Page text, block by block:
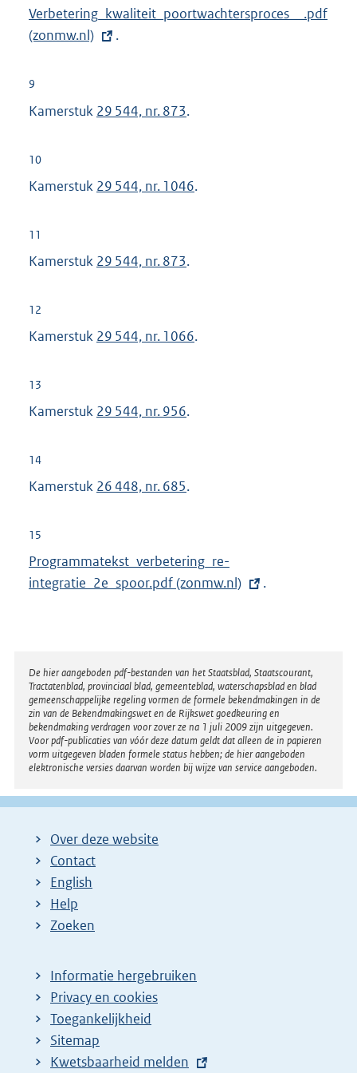
E
x
e
n
l
i
k
Verbetering_kwaliteit_poortwachtersproces__.pdf
(zonmw.nl)
.
9
Kamerstuk 29 544, nr. 873.
10
Kamerstuk 29 544, nr. 1046.
11
Kamerstuk 29 544, nr. 873.
12
Kamerstuk 29 544, nr. 1066.
13
Kamerstuk 29 544, nr. 956.
14
Kamerstuk 26 448, nr. 685.
15
E
x
n
e
l
i
n
k
:
Programmatekst_verbetering_re-
integratie_2e_spoor.pdf (zonmw.nl)
.
Disclaimer
De hier aangeboden pdf-bestanden van het Staatsblad, Staatscourant,
Tractatenblad, provinciaal blad, gemeenteblad, waterschapsblad en blad
gemeenschappelijke regeling vormen de formele bekendmakingen in de
zin van de Bekendmakingswet en de Rijkswet goedkeuring en
bekendmaking verdragen voor zover ze na 1 juli 2009 zijn uitgegeven.
Voor pdf-publicaties van vóór deze datum geldt dat alleen de in papieren
vorm uitgegeven bladen formele status hebben; de hier aangeboden
elektronische versies daarvan worden bij wijze van service aangeboden.
Over deze website
Contact
English
Help
Zoeken
Informatie hergebruiken
Privacy en cookies
Toegankelijkheid
Sitemap
E
Kwetsbaarheid melden